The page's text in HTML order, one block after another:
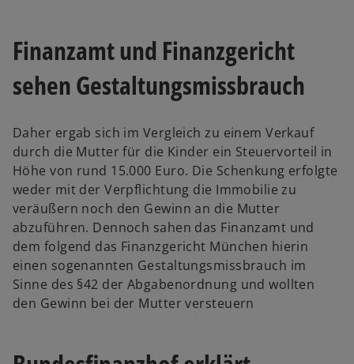
Finanzamt und Finanzgericht
sehen Gestaltungsmissbrauch
Daher ergab sich im Vergleich zu einem Verkauf
durch die Mutter für die Kinder ein Steuervorteil in
Höhe von rund 15.000 Euro. Die Schenkung erfolgte
weder mit der Verpflichtung die Immobilie zu
veräußern noch den Gewinn an die Mutter
abzuführen. Dennoch sahen das Finanzamt und
dem folgend das Finanzgericht München hierin
einen sogenannten Gestaltungsmissbrauch im
Sinne des §42 der Abgabenordnung und wollten
den Gewinn bei der Mutter versteuern